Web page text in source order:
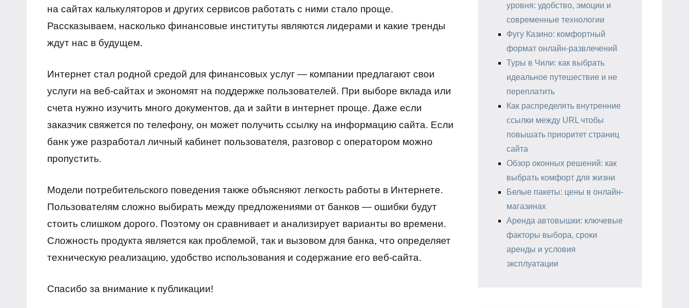
на сайтах калькуляторов и других сервисов работать с ними стало проще.
Рассказываем, насколько финансовые институты являются лидерами и какие тренды
ждут нас в будущем.
Интернет стал родной средой для финансовых услуг — компании предлагают свои
услуги на веб-сайтах и ​​экономят на поддержке пользователей. При выборе вклада или
счета нужно изучить много документов, да и зайти в интернет проще. Даже если
заказчик свяжется по телефону, он может получить ссылку на информацию сайта. Если
банк уже разработал личный кабинет пользователя, разговор с оператором можно
пропустить.
Модели потребительского поведения также объясняют легкость работы в Интернете.
Пользователям сложно выбирать между предложениями от банков — ошибки будут
стоить слишком дорого. Поэтому он сравнивает и анализирует варианты во времени.
Сложность продукта является как проблемой, так и вызовом для банка, что определяет
техническую реализацию, удобство использования и содержание его веб-сайта.
Спасибо за внимание к публикации!
уровня: удобство, эмоции и
современные технологии
Фугу Казино: комфортный
формат онлайн-развлечений
Туры в Чили: как выбрать
идеальное путешествие и не
переплатить
Как распределять внутренние
ссылки между URL чтобы
повышать приоритет страниц
сайта
Обзор оконных решений: как
выбрать комфорт для жизни
Белые пакеты: цены в онлайн-
магазинах
Аренда автовышки: ключевые
факторы выбора, сроки
аренды и условия
эксплуатации